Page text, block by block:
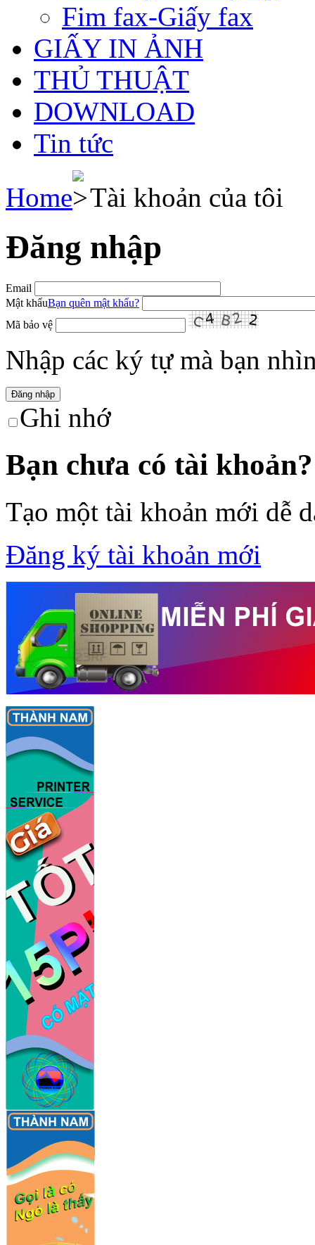
Fim fax-Giấy fax
GIẤY IN ẢNH
THỦ THUẬT
DOWNLOAD
Tin tức
Home
Tài khoản của tôi
Đăng nhập
Email
Mật khẩuBạn quên mật khẩu?
Mã bảo vệ
Nhập các ký tự mà bạn
Ghi nhớ
Bạn chưa có tài khoản?
Tạo một tài khoản mới dễ
Đăng ký tài khoản mới